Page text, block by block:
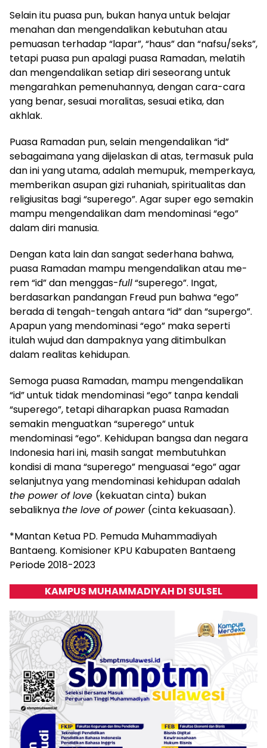
Selain itu puasa pun, bukan hanya untuk belajar
menahan dan mengendalikan kebutuhan atau
pemuasan terhadap “lapar”, “haus” dan “nafsu/seks”,
tetapi puasa pun apalagi puasa Ramadan, melatih
dan mengendalikan setiap diri seseorang untuk
mengarahkan pemenuhannya, dengan cara-cara
yang benar, sesuai moralitas, sesuai etika, dan
akhlak.
Puasa Ramadan pun, selain mengendalikan “id”
sebagaimana yang dijelaskan di atas, termasuk pula
dan ini yang utama, adalah memupuk, memperkaya,
memberikan asupan gizi ruhaniah, spiritualitas dan
religiusitas bagi “superego”. Agar super ego semakin
mampu mengendalikan dam mendominasi “ego”
dalam diri manusia.
Dengan kata lain dan sangat sederhana bahwa,
puasa Ramadan mampu mengendalikan atau me-
rem “id” dan menggas-full“superego”. Ingat,
berdasarkan pandangan Freud pun bahwa “ego”
berada di tengah-tengah antara “id” dan “supergo”.
Apapun yang mendominasi “ego” maka seperti
itulah wujud dan dampaknya yang ditimbulkan
dalam realitas kehidupan.
Semoga puasa Ramadan, mampu mengendalikan
“id” untuk tidak mendominasi “ego” tanpa kendali
“superego”, tetapi diharapkan puasa Ramadan
semakin menguatkan “superego” untuk
mendominasi “ego”. Kehidupan bangsa dan negara
Indonesia hari ini, masih sangat membutuhkan
kondisi di mana “superego” menguasai “ego” agar
selanjutnya yang mendominasi kehidupan adalah
the power of love (kekuatan cinta) bukan
sebaliknya the love of power (cinta kekuasaan).
*Mantan Ketua PD. Pemuda Muhammadiyah
Bantaeng. Komisioner KPU Kabupaten Bantaeng
Periode 2018-2023
KAMPUS MUHAMMADIYAH DI SULSEL